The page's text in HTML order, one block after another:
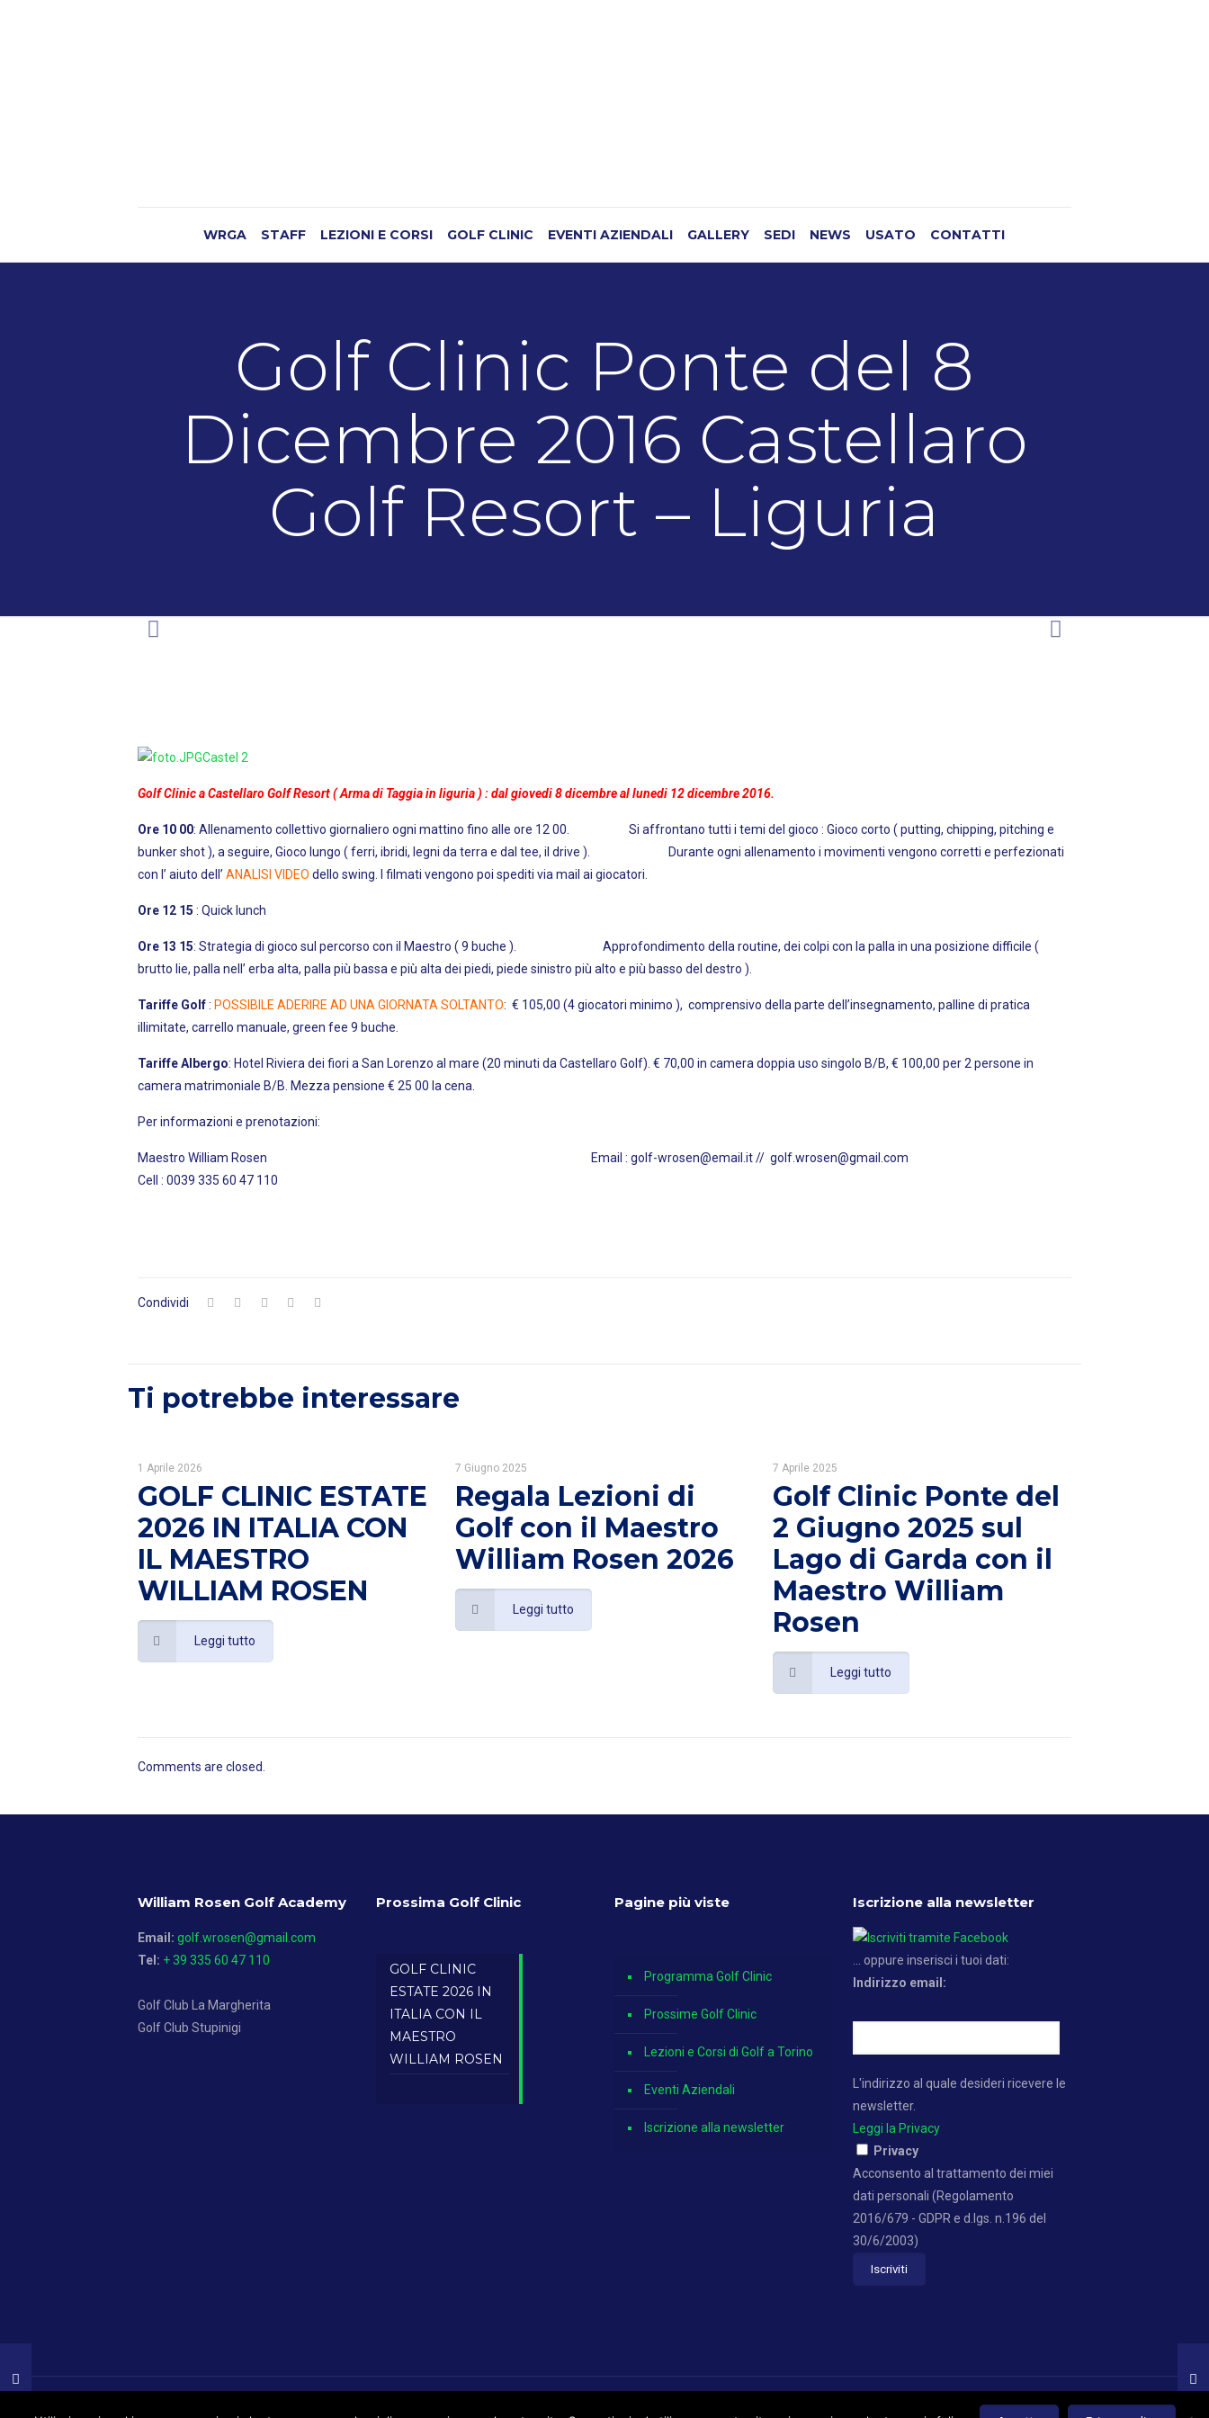
WRGA STAFF LEZIONI E CORSI GOLF CLINIC EVENTI AZIENDALI GALLERY SEDI NEWS USATO CONTATTI
Golf Clinic Ponte del 8
Dicembre 2016 Castellaro
Golf Resort – Liguria
Golf Clinic a Castellaro Golf Resort ( Arma di Taggia in liguria ) : dal giovedi 8 dicembre al lunedi 12 dicembre 2016.
Ore 10 00: Allenamento collettivo giornaliero ogni mattino fino alle ore 12 00. Si affrontano tutti i temi del gioco : Gioco corto ( putting, chipping, pitching e
bunker shot ), a seguire, Gioco lungo ( ferri, ibridi, legni da terra e dal tee, il drive ). Durante ogni allenamento i movimenti vengono corretti e perfezionati
con l’ aiuto dell’ ANALISI VIDEO dello swing. I filmati vengono poi spediti via mail ai giocatori.
Ore 12 15 : Quick lunch
Ore 13 15: Strategia di gioco sul percorso con il Maestro ( 9 buche ). Approfondimento della routine, dei colpi con la palla in una posizione difficile (
brutto lie, palla nell’ erba alta, palla più bassa e più alta dei piedi, piede sinistro più alto e più basso del destro ).
Tariffe Golf: POSSIBILE ADERIRE AD UNA GIORNATA SOLTANTO: € 105,00 (4 giocatori minimo ), comprensivo della parte dell’insegnamento, palline di pratica
illimitate, carrello manuale, green fee 9 buche.
Tariffe Albergo: Hotel Riviera dei fiori a San Lorenzo al mare (20 minuti da Castellaro Golf). € 70,00 in camera doppia uso singolo B/B, € 100,00 per 2 persone in
camera matrimoniale B/B. Mezza pensione € 25 00 la cena.
Per informazioni e prenotazioni:
Maestro William Rosen Email : golf-wrosen@email.it // golf.wrosen@gmail.com
Cell : 0039 335 60 47 110
Condividi
Ti potrebbe interessare
1 Aprile 2026
GOLF CLINIC ESTATE
2026 IN ITALIA CON
IL MAESTRO
WILLIAM ROSEN
Leggi tutto
7 Giugno 2025
Regala Lezioni di
Golf con il Maestro
William Rosen 2026
Leggi tutto
7 Aprile 2025
Golf Clinic Ponte del
2 Giugno 2025 sul
Lago di Garda con il
Maestro William
Rosen
Leggi tutto
Comments are closed.
William Rosen Golf Academy
Email: golf.wrosen@gmail.com
Tel: + 39 335 60 47 110
Golf Club La Margherita
Golf Club Stupinigi
Prossima Golf Clinic
GOLF CLINIC
ESTATE 2026 IN
ITALIA CON IL
MAESTRO
WILLIAM ROSEN
Pagine più viste
Programma Golf Clinic
Prossime Golf Clinic
Lezioni e Corsi di Golf a Torino
Eventi Aziendali
Iscrizione alla newsletter
Iscrizione alla newsletter
... oppure inserisci i tuoi dati:
Indirizzo email:
L'indirizzo al quale desideri ricevere le
newsletter.
Leggi la Privacy
Privacy
Acconsento al trattamento dei miei
dati personali (Regolamento
2016/679 - GDPR e d.lgs. n.196 del
30/6/2003)
William Rosen Golf Academy - Powered by ENRYWEB Web Agency